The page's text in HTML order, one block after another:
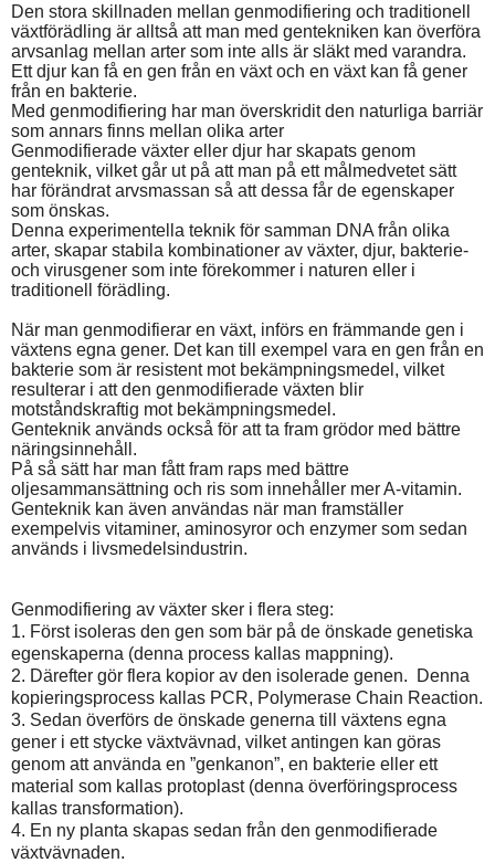
Den stora skillnaden mellan genmodifiering och traditionell
växtförädling är alltså att man med gentekniken kan överföra
arvsanlag mellan arter som inte alls är släkt med varandra.
Ett djur kan få en gen från en växt och en växt kan få gener
från en bakterie.
Med genmodifiering har man överskridit den naturliga barriär
som annars finns mellan olika arter
Genmodifierade växter eller djur har skapats genom
genteknik, vilket går ut på att man på ett målmedvetet sätt
har förändrat arvsmassan så att dessa får de egenskaper
som önskas.
Denna experimentella teknik för samman DNA från olika
arter, skapar stabila kombinationer av växter, djur, bakterie-
och virusgener som inte förekommer i naturen eller i
traditionell förädling.
När man genmodifierar en växt, införs en främmande gen i
växtens egna gener. Det kan till exempel vara en gen från en
bakterie som är resistent mot bekämpningsmedel, vilket
resulterar i att den genmodifierade växten blir
motståndskraftig mot bekämpningsmedel.
Genteknik används också för att ta fram grödor med bättre
näringsinnehåll.
På så sätt har man fått fram raps med bättre
oljesammansättning och ris som innehåller mer A-vitamin.
Genteknik kan även användas när man framställer
exempelvis vitaminer, aminosyror och enzymer som sedan
används i livsmedelsindustrin.
Genmodifiering av växter sker i flera steg:
1. Först isoleras den gen som bär på de önskade genetiska
egenskaperna (denna process kallas mappning).
2. Därefter gör flera kopior av den isolerade genen.
Denna
kopieringsprocess kallas PCR, Polymerase Chain Reaction.
3. Sedan överförs de önskade generna till växtens egna
gener i ett stycke växtvävnad, vilket antingen kan göras
genom att använda en ”genkanon”, en bakterie eller ett
material som kallas protoplast (denna överföringsprocess
kallas transformation).
4. En ny planta skapas sedan från den genmodifierade
växtvävnaden.